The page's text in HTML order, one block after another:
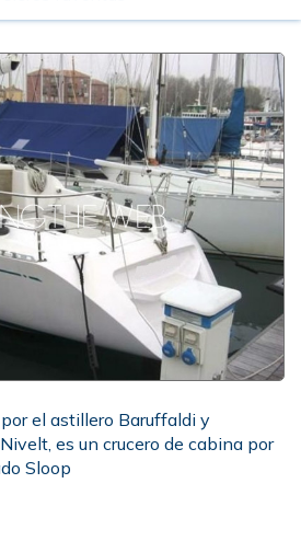
el astillero Baruffaldi y
es un crucero de cabina por
Sloop